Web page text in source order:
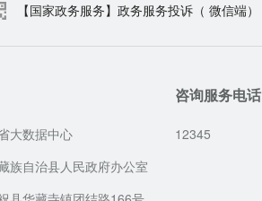
【国家政务服务】政务服务投诉（ 微信端）
大数据中心
族自治县人民政府办公室
咨询服务电话
12345